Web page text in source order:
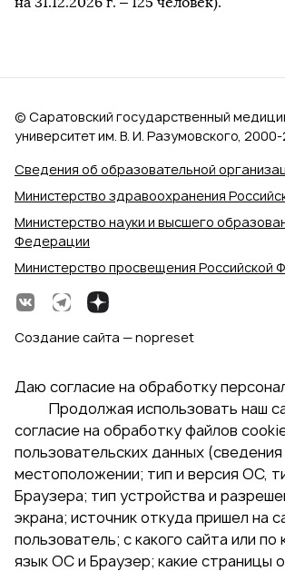
Сведения об образовательной
Министерство здравоохранения
Министерство науки и высшего
Федерации
Министерство просвещения Российской
© Саратовский государственный
университет им. В. И. Разумовского,
Создание сайта — nopreset
Даю согласие на обработку
Продолжая использовать наш
согласие на обработку файлов
пользовательских данных (сведения
местоположении; тип и версия ОС,
Браузера; тип устройства и
экрана; источник откуда пришел на
пользователь; с какого сайта или по
язык ОС и Браузер; какие страницы